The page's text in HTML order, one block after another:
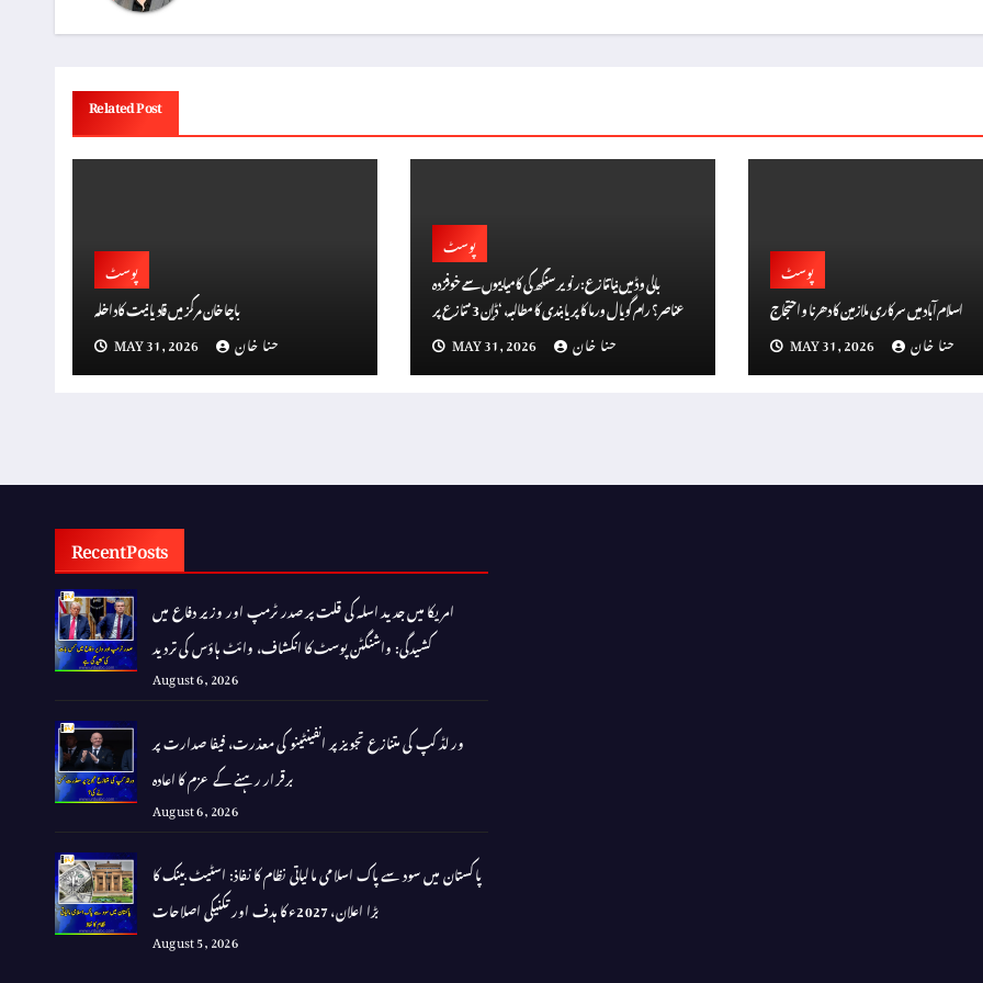
Related Post
پوسٹ
باچا خان مرکز میں قادیانیت کا داخلہ
MAY 31, 2026
حنا خان
پوسٹ
بالی وڈ میں نیا تنازع: رنویر سنگھ کی کامیابیوں سے خوفزدہ
عناصر؟ رام گوپال ورما کا پر پابندی کا مطالبہ، ‘ڈان 3’ تنازع پر
سنگین الزامات
MAY 31, 2026 حنا خان
پوسٹ
اسلام آباد میں سرکاری ملازمین کا دھرنا و احتجاج
MAY 31, 2026
حنا خان
Recent Posts
امریکا میں جدید اسلہ کی قلت پر صدر ٹرمپ اور وزیر دفاع میں
کشیدگی: واشنگٹن پوسٹ کا انکشاف، وائٹ ہاؤس کی تردید
August 6, 2026
ورلڈ کپ کی متنازع تجویز پر انفینٹینو کی معذرت، فیفا صدارت پر
برقرار رہنے کے عزم کا اعادہ
August 6, 2026
پاکستان میں سود سے پاک اسلامی مالیاتی نظام کا نفاذ: اسٹیٹ بینک کا
بڑا اعلان، 2027ء کا ہدف اور تکنیکی اصلاحات
August 5, 2026